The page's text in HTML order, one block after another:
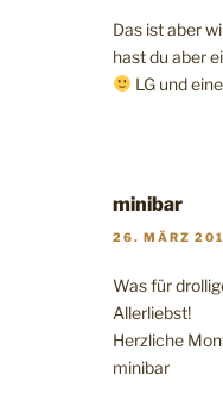
Das ist aber
hast du aber
LG und
minibar
26. MÄRZ
Was für
Allerliebst!
Herzliche
minibar